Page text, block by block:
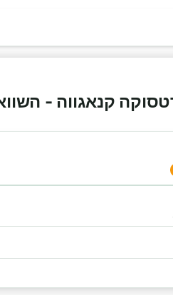
קנאגווה - השוואת